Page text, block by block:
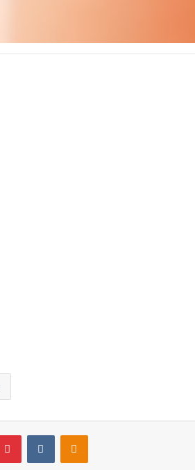
Pinterest VKontakte Odnoklassniki